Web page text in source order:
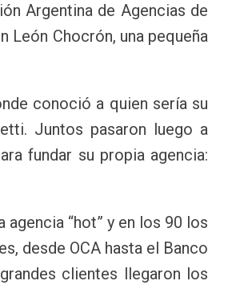
Argentina de Agencias de
León Chocrón, una pequeña
conoció a quien sería su
Juntos pasaron luego a
fundar su propia agencia:
“hot” y en los 90 los
desde OCA hasta el Banco
clientes llegaron los